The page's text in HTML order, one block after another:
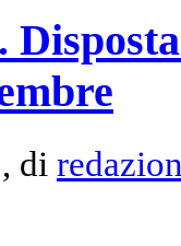
di